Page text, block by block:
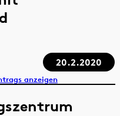
20.2.2020
anzeigen